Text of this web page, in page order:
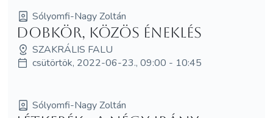
Sólyomfi-Nagy Zoltán
Dobkör, közös éneklés
SZAKRÁLIS FALU
csütörtök, 2022-06-23., 09:00 - 10:45
Sólyomfi-Nagy Zoltán